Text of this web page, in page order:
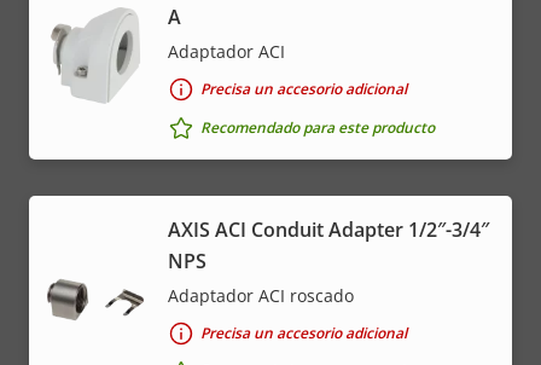
A
Adaptador ACI
Precisa un accesorio adicional
Recomendado para este producto
AXIS ACI Conduit Adapter 1/2″-3/4″
NPS
Adaptador ACI roscado
Precisa un accesorio adicional